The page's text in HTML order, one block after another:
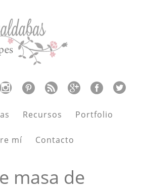
Recursos Portfolio
mí Contacto
masa de